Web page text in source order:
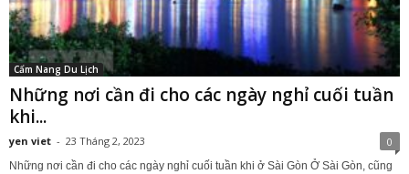
Cẩm Nang Du Lịch
Những nơi cần đi cho các ngày nghỉ cuối tuần
khi...
yen viet - 23 Tháng 2, 2023 0
Những nơi cần đi cho các ngày nghỉ cuối tuần khi ở Sài Gòn Ở Sài Gòn, cũng